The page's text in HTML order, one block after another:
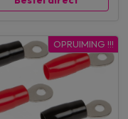
OPRUIMING !!!